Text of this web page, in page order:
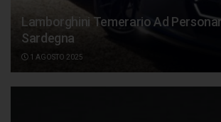
Lamborghini Temerario Ad
Sardegna
1 AGOSTO 2025